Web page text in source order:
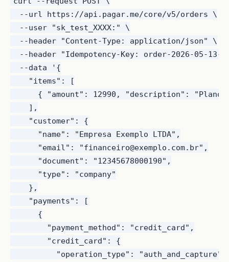
  --url https://api.pagar.me/core/v5/orders \
  --user "sk_test_XXXX:" \
  --header "Content-Type: application/json" \
--header "Idempotency-Key: order-2026-05-13-
  --data '{
    "items": [
{ "amount": 12990, "description": "Plano
    ],
    "customer": {
      "name": "Empresa Exemplo LTDA",
      "email": "financeiro@exemplo.com.br",
      "document": "12345678000190",
      "type": "company"
    },
    "payments": [
      {
        "payment_method": "credit_card",
        "credit_card": {
          "operation_type": "auth_and_capture",